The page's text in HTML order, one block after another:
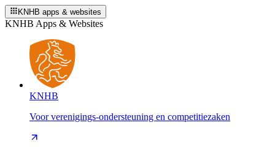
KNHB apps & websites
KNHB Apps & Websites
KNHB
Voor verenigings-ondersteuning en competitiezaken